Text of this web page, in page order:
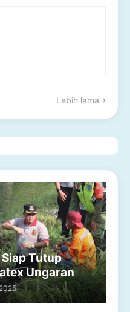
Lebih lama
Siap Tutup
Ungaran